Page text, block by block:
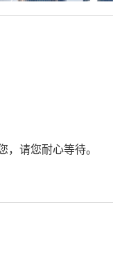
请您耐心等待。